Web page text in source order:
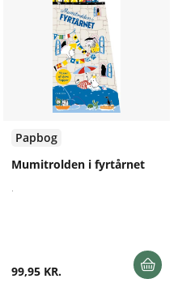
Papbog
Mumitrolden i fyrtårnet
.
99,95 KR.